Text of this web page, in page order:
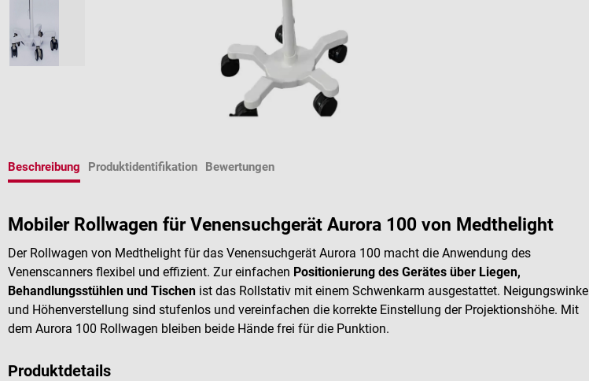
Beschreibung Produktidentifikation Bewertungen
Mobiler Rollwagen für Venensuchgerät Aurora 100 von Medthelight
Der Rollwagen von Medthelight für das Venensuchgerät Aurora 100 macht die Anwendung des
Venenscanners flexibel und effizient. Zur einfachen Positionierung des Gerätes über Liegen,
Behandlungsstühlen und Tischen ist das Rollstativ mit einem Schwenkarm ausgestattet. Neigungswinkel
und Höhenverstellung sind stufenlos und vereinfachen die korrekte Einstellung der Projektionshöhe. Mit
dem Aurora 100 Rollwagen bleiben beide Hände frei für die Punktion.
Produktdetails